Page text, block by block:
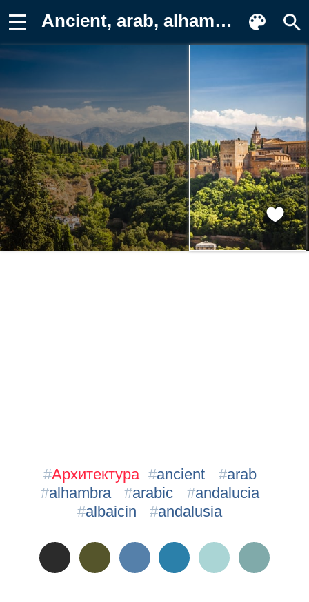
Ancient, arab, alhambra, arabic Картинка
#Архитектура #ancient #arab
#alhambra #arabic #andalucia
#albaicin #andalusia